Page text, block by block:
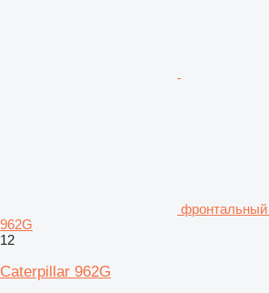
фронтальный
962G
12
Caterpillar 962G